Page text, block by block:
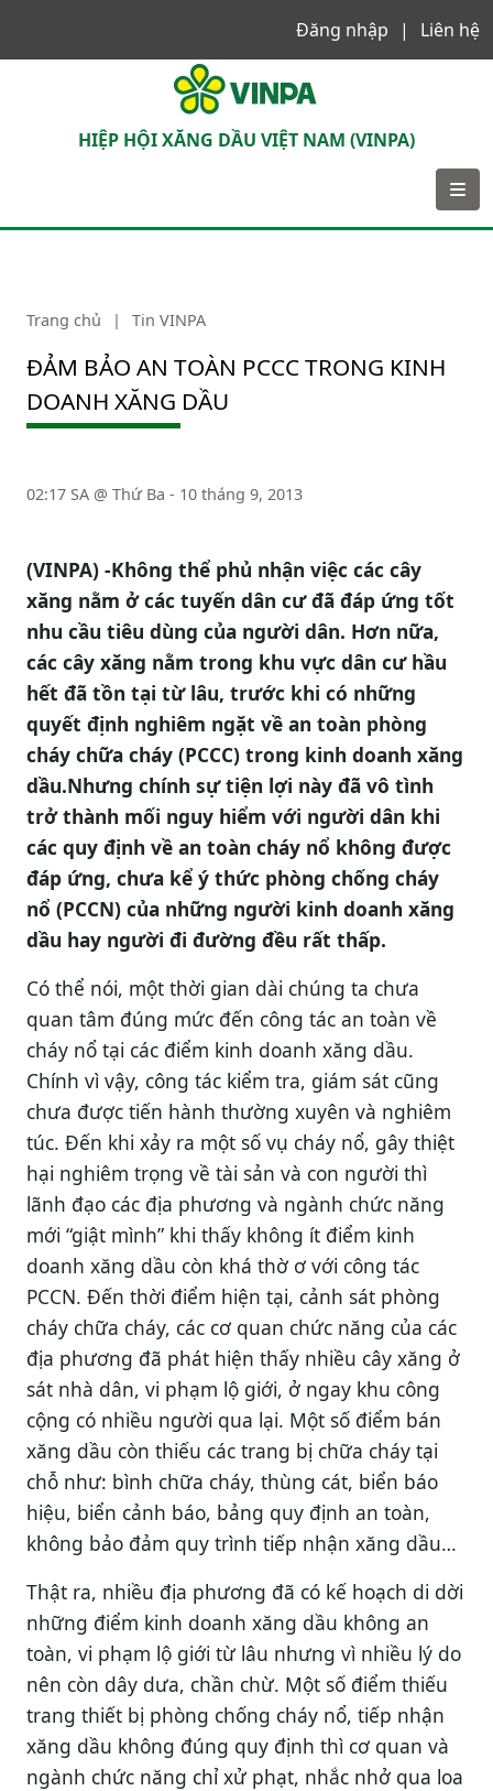
Đăng nhập
Liên hệ
HIỆP HỘI XĂNG DẦU VIỆT NAM (VINPA)
Trang chủ | Tin VINPA
ĐẢM BẢO AN TOÀN PCCC TRONG KINH
DOANH XĂNG DẦU
02:17 SA @ Thứ Ba - 10 tháng 9, 2013
(VINPA) -Không thể phủ nhận việc các cây
xăng nằm ở các tuyến dân cư đã đáp ứng tốt
nhu cầu tiêu dùng của người dân. Hơn nữa,
các cây xăng nằm trong khu vực dân cư hầu
hết đã tồn tại từ lâu, trước khi có những
quyết định nghiêm ngặt về an toàn phòng
cháy chữa cháy (PCCC) trong kinh doanh xăng
dầu.Nhưng chính sự tiện lợi này đã vô tình
trở thành mối nguy hiểm với người dân khi
các quy định về an toàn cháy nổ không được
đáp ứng, chưa kể ý thức phòng chống cháy
nổ (PCCN) của những người kinh doanh xăng
dầu hay người đi đường đều rất thấp.
Có thể nói, một thời gian dài chúng ta chưa
quan tâm đúng mức đến công tác an toàn về
cháy nổ tại các điểm kinh doanh xăng dầu.
Chính vì vậy, công tác kiểm tra, giám sát cũng
chưa được tiến hành thường xuyên và nghiêm
túc. Đến khi xảy ra một số vụ cháy nổ, gây thiệt
hại nghiêm trọng về tài sản và con người thì
lãnh đạo các địa phương và ngành chức năng
mới “giật mình” khi thấy không ít điểm kinh
doanh xăng dầu còn khá thờ ơ với công tác
PCCN. Đến thời điểm hiện tại, cảnh sát phòng
cháy chữa cháy, các cơ quan chức năng của các
địa phương đã phát hiện thấy nhiều cây xăng ở
sát nhà dân, vi phạm lộ giới, ở ngay khu công
cộng có nhiều người qua lại. Một số điểm bán
xăng dầu còn thiếu các trang bị chữa cháy tại
chỗ như: bình chữa cháy, thùng cát, biển báo
hiệu, biển cảnh báo, bảng quy định an toàn,
không bảo đảm quy trình tiếp nhận xăng dầu…
Thật ra, nhiều địa phương đã có kế hoạch di dời
những điểm kinh doanh xăng dầu không an
toàn, vi phạm lộ giới từ lâu nhưng vì nhiều lý do
nên còn dây dưa, chần chừ. Một số điểm thiếu
trang thiết bị phòng chống cháy nổ, tiếp nhận
xăng dầu không đúng quy định thì cơ quan và
ngành chức năng chỉ xử phạt, nhắc nhở qua loa